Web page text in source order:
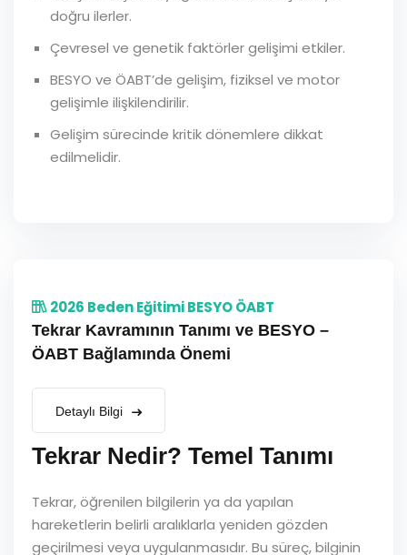
doğru ilerler.
Çevresel ve genetik faktörler gelişimi etkiler.
BESYO ve ÖABT’de gelişim, fiziksel ve motor
gelişimle ilişkilendirilir.
Gelişim sürecinde kritik dönemlere dikkat
edilmelidir.
2026 Beden Eğitimi BESYO ÖABT
Tekrar Kavramının Tanımı ve BESYO –
ÖABT Bağlamında Önemi
Detaylı Bilgi
Tekrar Nedir? Temel Tanımı
Tekrar, öğrenilen bilgilerin ya da yapılan
hareketlerin belirli aralıklarla yeniden gözden
geçirilmesi veya uygulanmasıdır. Bu süreç, bilginin